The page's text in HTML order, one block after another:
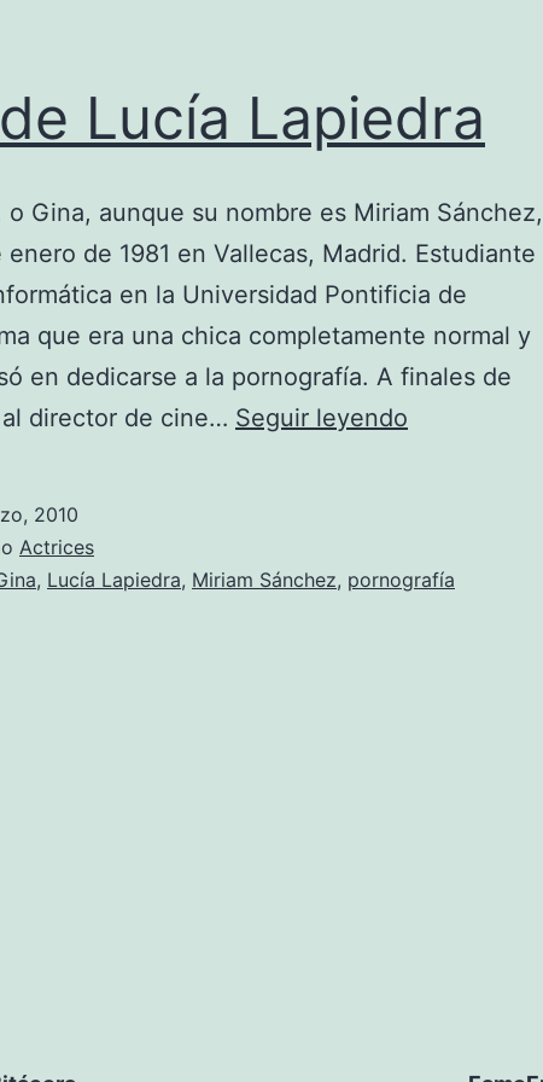
Lucía Lapiedra
o Gina, aunque su nombre es Miriam Sánchez,
enero de 1981 en Vallecas, Madrid. Estudiante
en la Universidad Pontificia de
que era una chica completamente normal y
en dedicarse a la pornografía. A finales de
director de cine… Seguir leyendo
2010
Actrices
, Lucía Lapiedra, Miriam Sánchez, pornografía